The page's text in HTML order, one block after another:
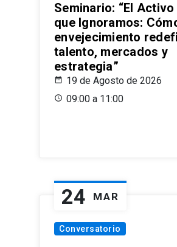
Seminario: “El Activo
que Ignoramos:
envejecimiento
talento, mercados y
estrategia”
19 de Agosto de 2026
09:00 a 11:00
24 MAR
Conversatorio